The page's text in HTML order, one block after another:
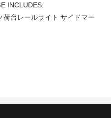
INCLUDES:
荷台レールライト サイドマー